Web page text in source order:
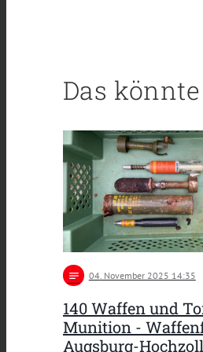
Das
notes 04. November 2025 14:35
140 Waffen und
Munition -
Augsburg-